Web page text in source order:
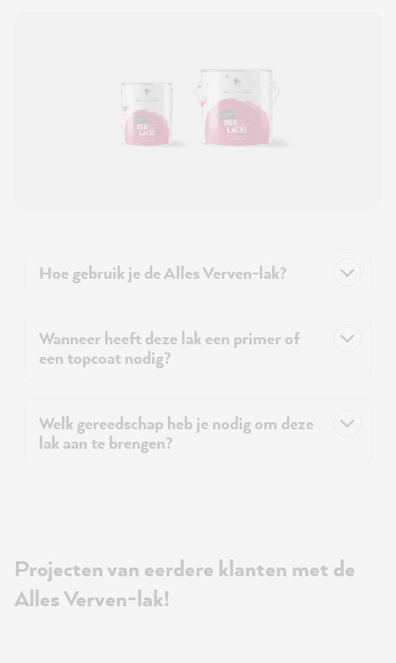
Hoe gebruik je de Alles Verven-lak?
Wanneer heeft deze lak een primer of
een topcoat nodig?
Welk gereedschap heb je nodig om deze
lak aan te brengen?
Projecten van eerdere klanten met de
Alles Verven-lak!